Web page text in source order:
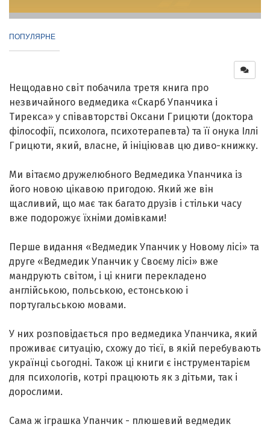
ПОПУЛЯРНЕ
Нещодавно світ побачила третя книга про
незвичайного ведмедика «Скарб Упанчика і
Тирекса» у співавторстві Оксани Грицюти (доктора
філософії, психолога, психотерапевта) та її онука Іллі
Грицюти, який, власне, й ініціював цю диво-книжку.
Ми вітаємо дружелюбного Ведмедика Упанчика із
його новою цікавою пригодою. Який же він
щасливий, що має так багато друзів і стільки часу
вже подорожує їхніми домівками!
Перше видання «Ведмедик Упанчик у Новому лісі» та
друге «Ведмедик Упанчик у Своєму лісі» вже
мандрують світом, і ці книги перекладено
англійською, польською, естонською і
португальською мовами.
У них розповідається про ведмедика Упанчика, який
проживає ситуацію, схожу до тієї, в якій перебувають
українці сьогодні. Також ці книги є інструментарієм
для психологів, котрі працюють як з дітьми, так і
дорослими.
Сама ж іграшка Упанчик - плюшевий ведмедик